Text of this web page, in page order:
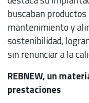
buscaban
mantenimiento y
sostenibilidad,
sin renunciar a la
REBNEW, un
prestaciones